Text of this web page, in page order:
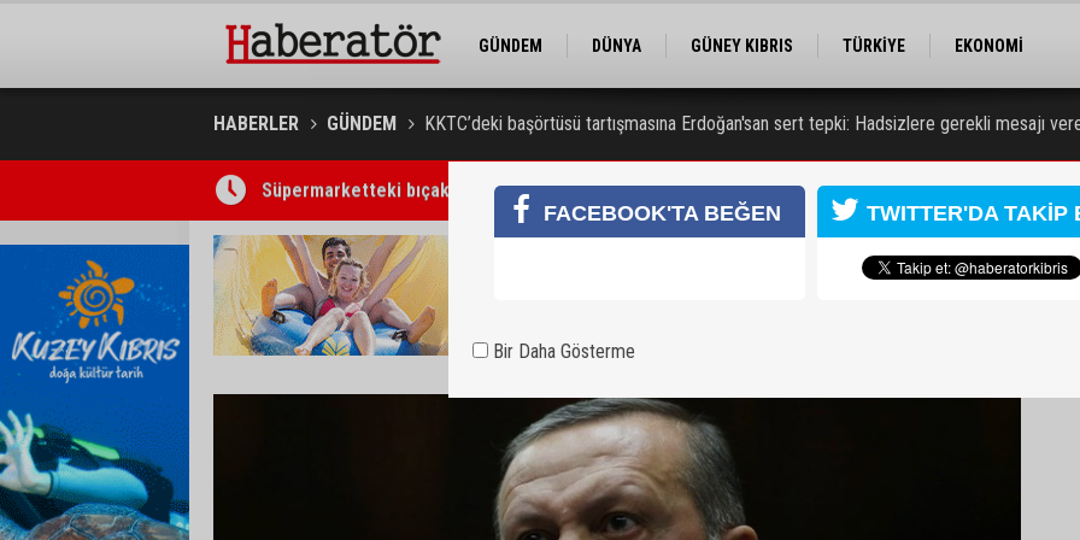
GÜNDEM DÜNYA GÜNEY KIBRIS TÜRKİYE
EKONOMİ
HABERLER GÜNDEM KKTC’deki başörtüsü tartışmasına Erdoğan'san sert tepki: Hadsizlere gerekli mesajı
Süpermarketteki bıçaklı saldırının zanlısı 7 gün daha tutuklu kalacak
FACEBOOK'TA BEĞEN TWITTER'DA TAKİP
Bir Daha Gösterme